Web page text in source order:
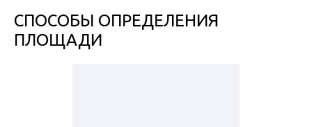
СПОСОБЫ ОПРЕДЕЛЕНИЯ
ПЛОЩАДИ